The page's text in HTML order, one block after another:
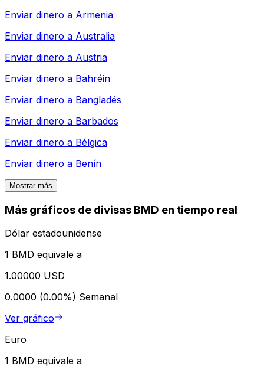
Enviar dinero a Armenia
Enviar dinero a Australia
Enviar dinero a Austria
Enviar dinero a Bahréin
Enviar dinero a Bangladés
Enviar dinero a Barbados
Enviar dinero a Bélgica
Enviar dinero a Benín
Mostrar más
Más gráficos de divisas BMD en tiempo real
Dólar estadounidense
1 BMD equivale a
1.00000 USD
0.0000 (0.00%) Semanal
Ver gráfico
Euro
1 BMD equivale a